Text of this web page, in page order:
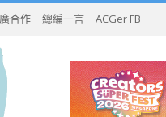
合作 總編一言 ACGer FB